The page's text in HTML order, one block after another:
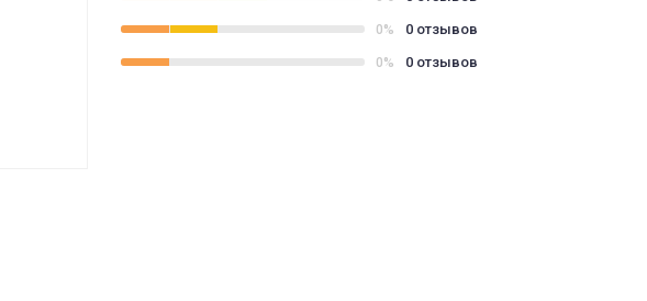
0% 0 отзывов
0% 0 отзывов